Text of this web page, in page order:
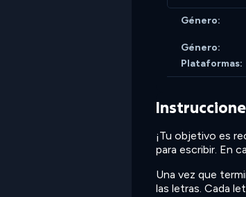
Género:
Género:
Plataformas:
¡Tu objetivo es
para escribir. En
Una vez que
las letras. Cada